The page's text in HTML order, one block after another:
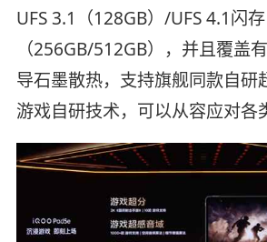
UFS 3.1（128GB）/UFS 4.1闪存
（256GB/512GB），并且覆盖
导石墨散热，支持旗舰同款自研
游戏自研技术，可以从容应对各